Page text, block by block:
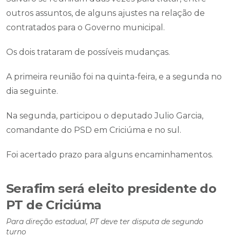
outros assuntos, de alguns ajustes na relação de
contratados para o Governo municipal.
Os dois trataram de possíveis mudanças.
A primeira reunião foi na quinta-feira, e a segunda no
dia seguinte.
Na segunda, participou o deputado Julio Garcia,
comandante do PSD em Criciúma e no sul.
Foi acertado prazo para alguns encaminhamentos.
Serafim será eleito presidente do
PT de Criciúma
Para direção estadual, PT deve ter disputa de segundo
turno